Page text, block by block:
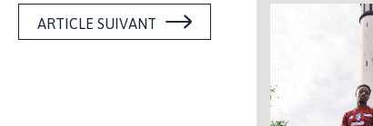
ARTICLE SUIVANT